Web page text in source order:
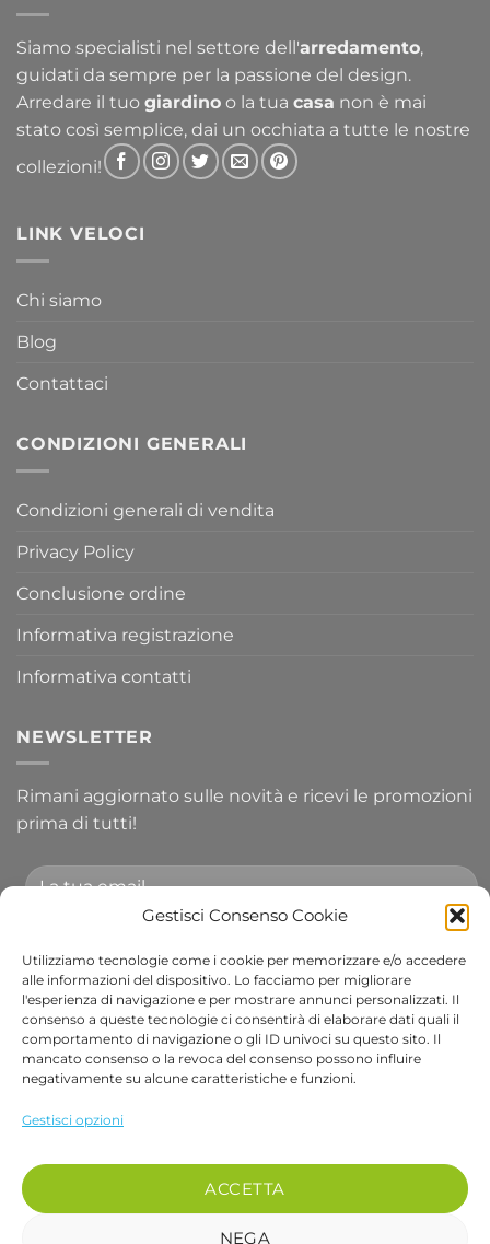
Gestisci Consenso Cookie
Utilizziamo tecnologie come i cookie per memorizzare e/o accedere
alle informazioni del dispositivo. Lo facciamo per migliorare
l'esperienza di navigazione e per mostrare annunci personalizzati. Il
consenso a queste tecnologie ci consentirà di elaborare dati quali il
comportamento di navigazione o gli ID univoci su questo sito. Il
mancato consenso o la revoca del consenso possono influire
negativamente su alcune caratteristiche e funzioni.
Gestisci opzioni
ACCETTA
NEGA
Siamo specialisti nel settore dell'arredamento,
guidati da sempre per la passione del design.
Arredare il tuo giardino o la tua casa non è mai
stato così semplice, dai un occhiata a tutte le nostre
collezioni!
LINK VELOCI
Chi siamo
Blog
Contattaci
CONDIZIONI GENERALI
Condizioni generali di vendita
Privacy Policy
Conclusione ordine
Informativa registrazione
Informativa contatti
NEWSLETTER
Rimani aggiornato sulle novità e ricevi le promozioni
prima di tutti!
Accetto le condizioni generali e di ricevere le
newsletter.
Alternative:
Visa
Delivery
Copyright 2026 ©Bob Gardens by BS COM SRL
Via B. Cellini 7, 36061, Bassano del Grappa VI
P.IVA e CF: 04486540240
REA: VI-407698 - Cap. soc. € 10.000,00 i.v.